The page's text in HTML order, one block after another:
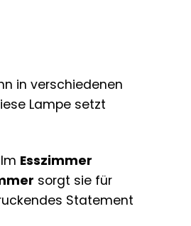
in verschiedenen
Lampe setzt
Esszimmer
sorgt sie für
Statement